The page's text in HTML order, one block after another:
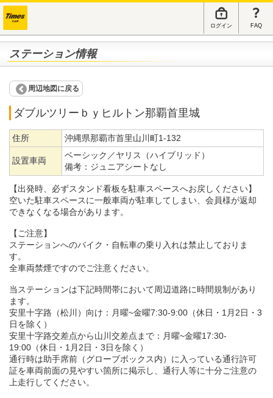
ログイン FAQ
ステーション情報
周辺地図に戻る
ダブルツリーｂｙヒルトン那覇首里城
住所 沖縄県那覇市首里山川町1-132
設置車両
ベーシック／ヤリス（ハイブリッド）
備考： ジュニアシートなし
【出発時、必ずスタンド看板を駐車スペースへお戻しください】
空いた駐車スペースに一般車両が駐車してしまい、会員様が返却
できなくなる場合があります。
【ご注意】
ステーションへのバイク・自転車の乗り入れは禁止しておりま
す。
全車両禁煙ですのでご注意ください。
当ステーションは下記時間帯において周辺道路に時間規制があり
ます。
安里十字路（松川）向け：月曜~金曜7:30-9:00（休日・1月2日・3
日を除く）
安里十字路交差点から山川交差点まで：月曜~金曜17:30-
19:00（休日・1月2日・3日を除く）
通行時は助手席前（グローブボックス内）に入っている通行許可
証を車両前面の見やすい箇所に掲示し、通行人等に十分ご注意の
上走行してください。